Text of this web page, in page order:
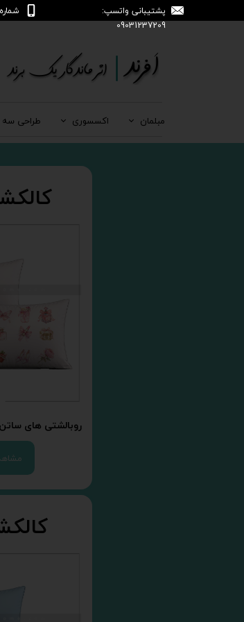
پشتیبانی واتسپ:
09031237209
شماره
مبلمان اکسسوری طراحی
روبالشتی های